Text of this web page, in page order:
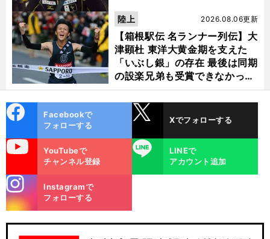
武
」
井
」
【箱根駅伝 名ランナー列伝】大
津顕杜 東洋大黄金期を支えた
「いぶし銀」の存在 最後は同期
の設楽兄弟も受賞できなかった
金栗杯に輝く
2026.08.06更新
陸上
ok
Facebookで
フォローする
Xでフォローする
YouTubeで
チャンネル登録
LINE
LINEで
アカウント追加
m
Instagramで
フォローする